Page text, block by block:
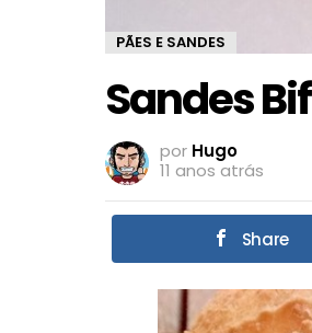
PÃES E SANDES
Sandes
por Hugo
11 anos atrás
Share